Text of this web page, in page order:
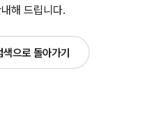
해 드립니다.
으로 돌아가기